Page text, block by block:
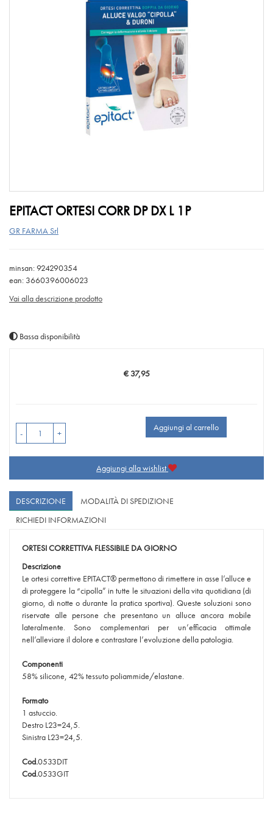
EPITACT ORTESI CORR DP DX L 1P
GR FARMA Srl
minsan: 924290354
ean: 3660396006023
Vai alla descrizione prodotto
Bassa disponibilità
Prezzo
€ 37,95
- +
Aggiungi al carrello
Aggiungi alla wishlist
DESCRIZIONE
MODALITÀ DI SPEDIZIONE
RICHIEDI INFORMAZIONI
ORTESI CORRETTIVA FLESSIBILE DA GIORNO
Descrizione
Le ortesi correttive EPITACT® permettono di rimettere in asse l’alluce e
di proteggere la “cipolla” in tutte le situazioni della vita quotidiana (di
giorno, di notte o durante la pratica sportiva). Queste soluzioni sono
riservate alle persone che presentano un alluce ancora mobile
lateralmente. Sono complementari per un’efficacia ottimale
nell’alleviare il dolore e contrastare l’evoluzione della patologia.
Componenti
58% silicone, 42% tessuto poliammide/elastane.
Formato
1 astuccio.
Destro L23=24,5.
Sinistra L23=24,5.
Cod.0533DIT
Cod.0533GIT